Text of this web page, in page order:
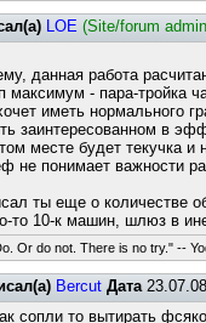
LOE (Site/forum
данная работа
максимум - пара-тройка
иметь нормального
заинтересованном в
месте будет текучка и
не понимает важности
ты еще о количестве
то 10-к машин, шлюз в
Or do not. There is no try." --
Bercut Дата
сопли то вытирать